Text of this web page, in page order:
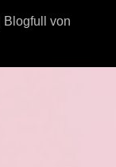
Blogfull
von